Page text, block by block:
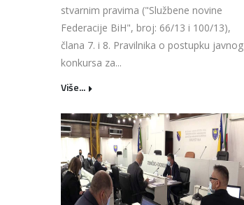
stvarnim pravima ("Službene novine
Federacije BiH", broj: 66/13 i 100/13),
člana 7. i 8. Pravilnika o postupku javnog
konkursa za...
Više...